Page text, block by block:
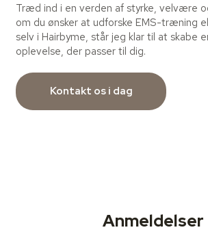
Træd ind i en verden af styrke, velvære
om du ønsker at udforske EMS-træning
selv i Hairbyme, står jeg klar til at skabe
oplevelse, der passer til dig.
Kontakt os i dag
Anmeldelser